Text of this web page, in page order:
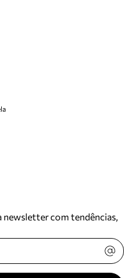
newsletter com tendências,